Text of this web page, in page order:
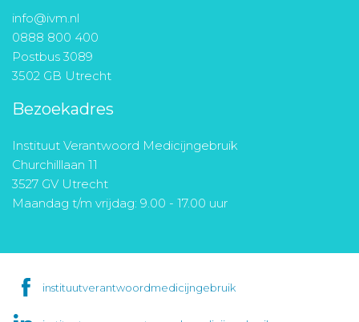
info@ivm.nl
0888 800 400
Postbus 3089
3502 GB Utrecht
Bezoekadres
Instituut Verantwoord Medicijngebruik
Churchilllaan 11
3527 GV Utrecht
Maandag t/m vrijdag: 9.00 - 17.00 uur
instituutverantwoordmedicijngebruik